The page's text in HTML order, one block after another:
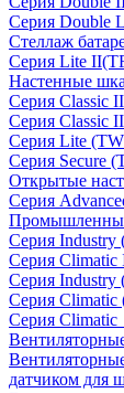
Серия Double
Стеллаж
Серия Lite
Настенные
Серия Classic
Серия Classic
Серия Lite
Серия Secure
Открытые
Серия
Серия Industry
Серия
Серия Industry
Серия
Серия
датчиком для